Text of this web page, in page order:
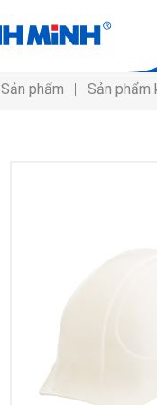
Sản phẩm Sản phẩm